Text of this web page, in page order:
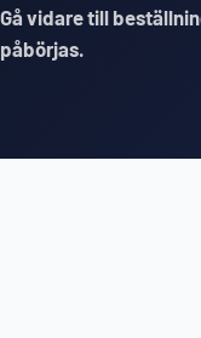
Gå vidare till
påbörjas.